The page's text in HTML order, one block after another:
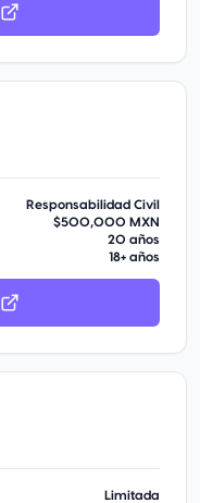
Responsabilidad Civil
$500,000 MXN
20 años
18+ años
Limitada